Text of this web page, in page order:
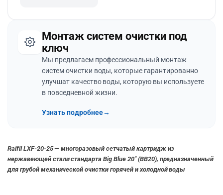
Монтаж систем очистки под
ключ
Мы предлагаем профессиональный монтаж
систем очистки воды, которые гарантированно
улучшат качество воды, которую вы используете
в повседневной жизни.
Узнать подробнее→
Raifil LXF-20-25 — многоразовый сетчатый картридж из
нержавеющей стали стандарта Big Blue 20″ (BB20), предназначенный
для грубой механической очистки горячей и холодной воды